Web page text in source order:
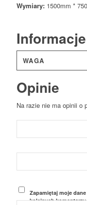
Wymiary:1500mm *
WAGA
Opinie
Na razie nie ma opinii o
Zapamiętaj moje
kolejnych komentarzy.